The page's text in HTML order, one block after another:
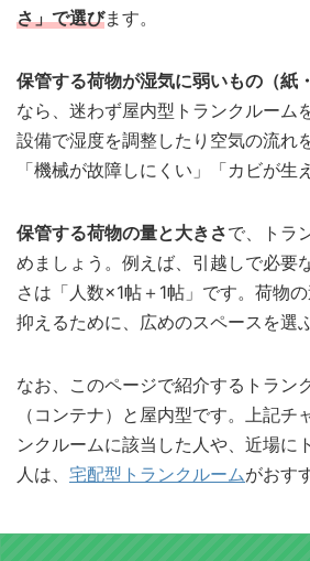
さ」で選びます。
保管する荷物が湿気に弱いもの（紙
なら、迷わず屋内型トランクルーム
設備で湿度を調整したり空気の流れ
「機械が故障しにくい」「カビが生
保管する荷物の量と大きさで、トラ
めましょう。例えば、引越しで必要
さは「人数×1帖＋1帖」です。荷物
抑えるために、広めのスペースを選
なお、このページで紹介するトラン
（コンテナ）と屋内型です。上記チ
ンクルームに該当した人や、近場に
人は、 宅配型トランクルームがおす